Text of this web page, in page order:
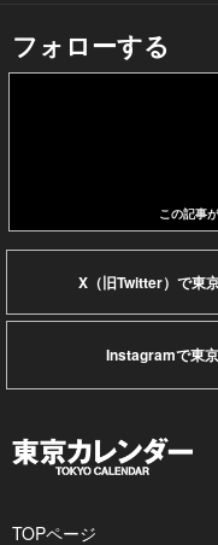
フォローする
この記事
X（旧Twitter）で東
Instagramで東
TOPページ